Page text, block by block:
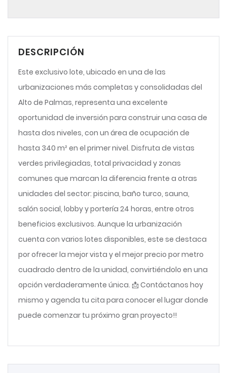
DESCRIPCIÓN
Este exclusivo lote, ubicado en una de las
urbanizaciones más completas y consolidadas del
Alto de Palmas, representa una excelente
oportunidad de inversión para construir una casa de
hasta dos niveles, con un área de ocupación de
hasta 340 m² en el primer nivel. Disfruta de vistas
verdes privilegiadas, total privacidad y zonas
comunes que marcan la diferencia frente a otras
unidades del sector: piscina, baño turco, sauna,
salón social, lobby y portería 24 horas, entre otros
beneficios exclusivos. Aunque la urbanización
cuenta con varios lotes disponibles, este se destaca
por ofrecer la mejor vista y el mejor precio por metro
cuadrado dentro de la unidad, convirtiéndolo en una
opción verdaderamente única. 📩 Contáctanos hoy
mismo y agenda tu cita para conocer el lugar donde
puede comenzar tu próximo gran proyecto!!